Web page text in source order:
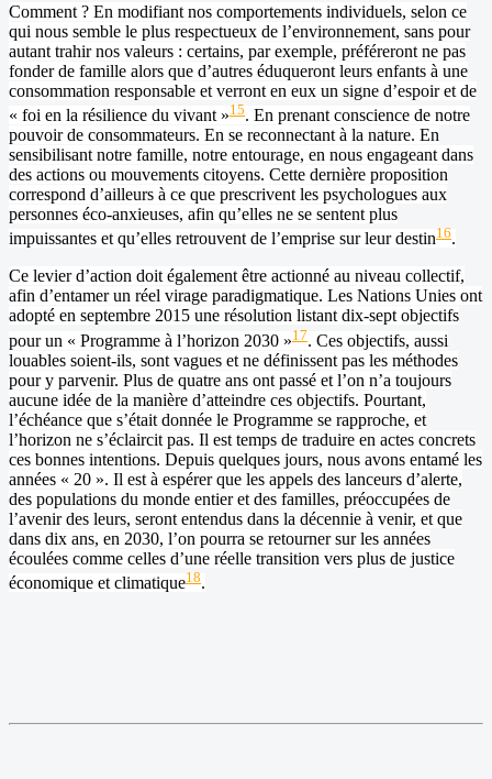
Comment ? En modifiant nos comportements individuels, selon ce
qui nous semble le plus respectueux de l’environnement, sans pour
autant trahir nos valeurs : certains, par exemple, préféreront ne pas
fonder de famille alors que d’autres éduqueront leurs enfants à une
consommation responsable et verront en eux un signe d’espoir et de
« foi en la résilience du vivant »15. En prenant conscience de notre
pouvoir de consommateurs. En se reconnectant à la nature. En
sensibilisant notre famille, notre entourage, en nous engageant dans
des actions ou mouvements citoyens. Cette dernière proposition
correspond d’ailleurs à ce que prescrivent les psychologues aux
personnes éco-anxieuses, afin qu’elles ne se sentent plus
impuissantes et qu’elles retrouvent de l’emprise sur leur destin16.
Ce levier d’action doit également être actionné au niveau collectif,
afin d’entamer un réel virage paradigmatique. Les Nations Unies ont
adopté en septembre 2015 une résolution listant dix-sept objectifs
pour un « Programme à l’horizon 2030 »17. Ces objectifs, aussi
louables soient-ils, sont vagues et ne définissent pas les méthodes
pour y parvenir. Plus de quatre ans ont passé et l’on n’a toujours
aucune idée de la manière d’atteindre ces objectifs. Pourtant,
l’échéance que s’était donnée le Programme se rapproche, et
l’horizon ne s’éclaircit pas. Il est temps de traduire en actes concrets
ces bonnes intentions. Depuis quelques jours, nous avons entamé les
années « 20 ». Il est à espérer que les appels des lanceurs d’alerte,
des populations du monde entier et des familles, préoccupées de
l’avenir des leurs, seront entendus dans la décennie à venir, et que
dans dix ans, en 2030, l’on pourra se retourner sur les années
écoulées comme celles d’une réelle transition vers plus de justice
économique et climatique18.